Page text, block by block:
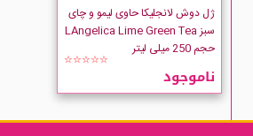
ژل دوش لانجلیکا حاوی لیمو و چای
سبز LAngelica Lime Green Tea
حجم 250 میلی لیتر
☆☆☆☆☆
ناموجود